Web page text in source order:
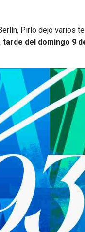
Pirlo dejó varios
tarde del domingo 9